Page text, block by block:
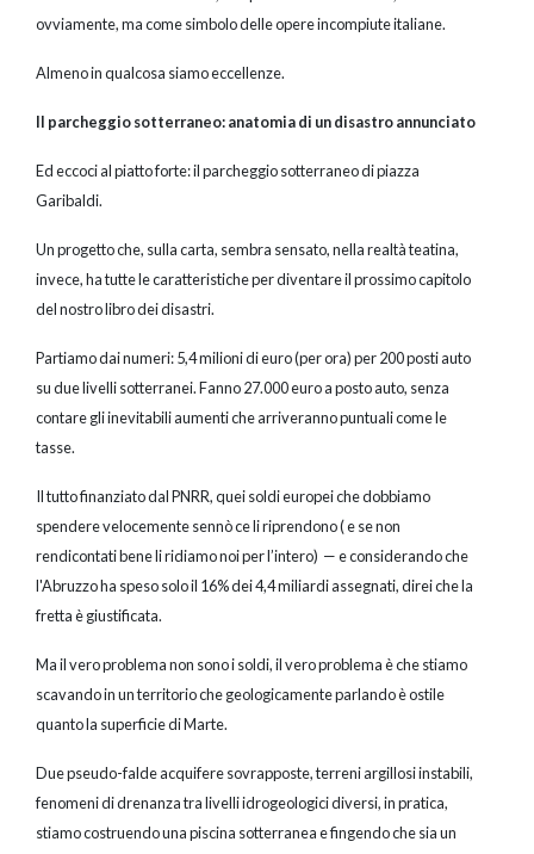
ovviamente, ma come simbolo delle opere incompiute italiane.
Almeno in qualcosa siamo eccellenze.
Il parcheggio sotterraneo: anatomia di un disastro annunciato
Ed eccoci al piatto forte: il parcheggio sotterraneo di piazza
Garibaldi.
Un progetto che, sulla carta, sembra sensato, nella realtà teatina,
invece, ha tutte le caratteristiche per diventare il prossimo capitolo
del nostro libro dei disastri.
Partiamo dai numeri: 5,4 milioni di euro (per ora) per 200 posti auto
su due livelli sotterranei. Fanno 27.000 euro a posto auto, senza
contare gli inevitabili aumenti che arriveranno puntuali come le
tasse.
Il tutto finanziato dal PNRR, quei soldi europei che dobbiamo
spendere velocemente sennò ce li riprendono ( e se non
rendicontati bene li ridiamo noi per l’intero) — e considerando che
l'Abruzzo ha speso solo il 16% dei 4,4 miliardi assegnati, direi che la
fretta è giustificata.
Ma il vero problema non sono i soldi, il vero problema è che stiamo
scavando in un territorio che geologicamente parlando è ostile
quanto la superficie di Marte.
Due pseudo-falde acquifere sovrapposte, terreni argillosi instabili,
fenomeni di drenanza tra livelli idrogeologici diversi, in pratica,
stiamo costruendo una piscina sotterranea e fingendo che sia un